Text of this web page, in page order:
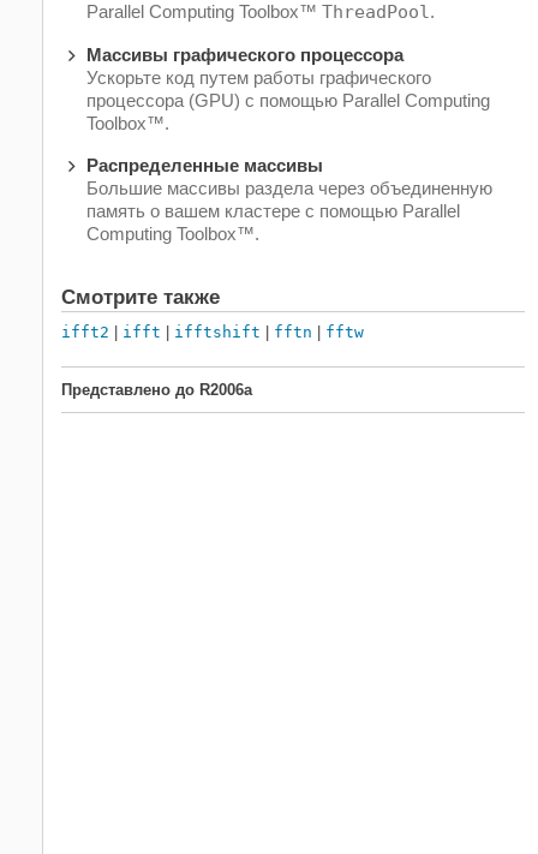
Parallel Computing Toolbox™ ThreadPool.
Массивы графического процессора
Ускорьте код путем работы графического
процессора (GPU) с помощью Parallel Computing
Toolbox™.
Распределенные массивы
Большие массивы раздела через объединенную
память о вашем кластере с помощью Parallel
Computing Toolbox™.
Смотрите также
ifft2 ifft ifftshift fftn fftw
Представлено до R2006a